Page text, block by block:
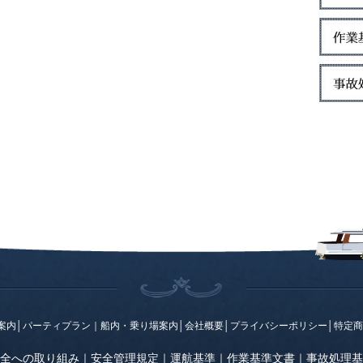
内 パーティプラン 船内・乗り場案内 会社概要 プライバシーポリシー 特定
への取り組み ｜ 安全管理規定 ｜ 運航基準 ｜ 作業基準文書 ｜ 事故処理